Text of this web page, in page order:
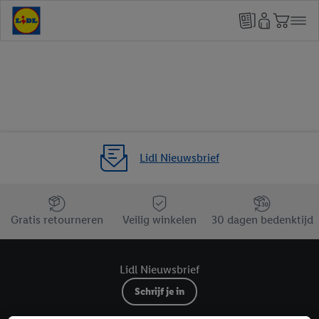
Lidl Nieuwsbrief
Jouw voordelen bij ons als Lidl webshop klant
Gratis retourneren
Veilig winkelen 30 dagen bedenktijd
Lidl Nieuwsbrief
Schrijf je in